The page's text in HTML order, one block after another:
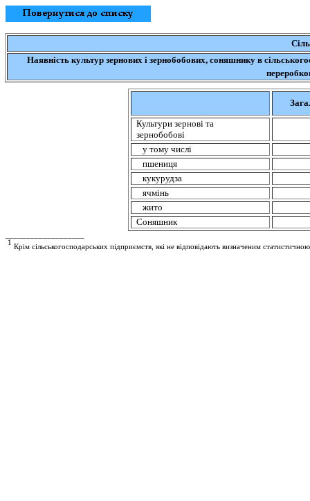
Наявність культур зернових і зернобобових, соняшнику в
Культури зернові та
зернобобові
у тому числі
пшениця
кукурудза
ячмінь
жито
Соняшник
1
Крім сільськогосподарських підприємств, які не відповідають визначеним